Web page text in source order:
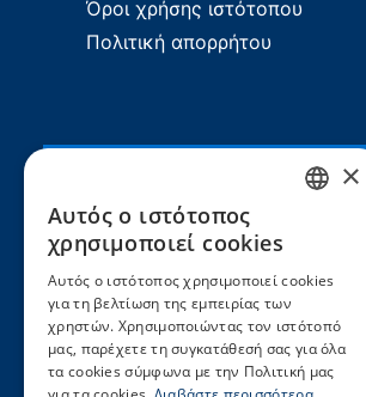
Όροι χρήσης ιστότοπου
Πολιτική απορρήτου
Συνεργασία
UNICEF
×
Αυτός ο ιστότοπος
χρησιμοποιεί cookies
Αυτός ο ιστότοπος χρησιμοποιεί cookies
για τη βελτίωση της εμπειρίας των
χρηστών. Χρησιμοποιώντας τον ιστότοπό
μας, παρέχετε τη συγκατάθεσή σας για όλα
τα cookies σύμφωνα με την Πολιτική μας